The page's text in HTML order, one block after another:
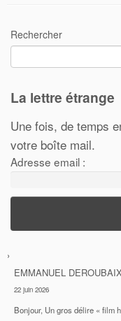
Rechercher
La lettre étrange
Une fois, de temps
votre boîte mail.
Adresse email :
EMMANUEL DEROUBAIX
22 juin 2026
Bonjour, Un gros délire « film